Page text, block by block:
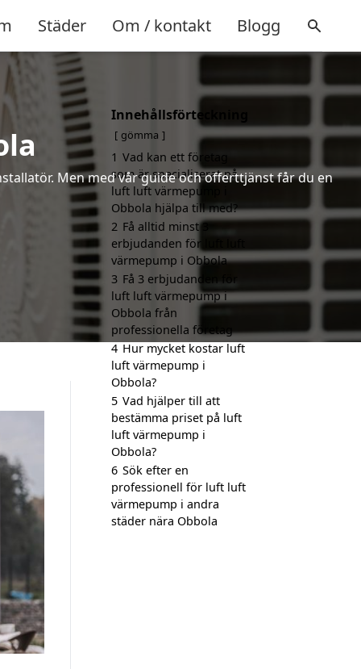
Städer Om / kontakt Blogg
Men med vår guide och offerttjänst får du en
Innehållsförteckning
gömma
1 Vad kan ett företag
som är specialiserat på
luft luft värmepump i
Obbola hjälpa till med?
2 Få alltid minst 3
erbjudanden för luft luft
värmepump i Obbola
3 Få 3 erbjudanden för
luft luft värmepump i
Obbola från
professionella företag
4 Hur mycket kostar luft
luft värmepump i
Obbola?
5 Vad hjälper till att
bestämma priset på luft
luft värmepump i
Obbola?
6 Sök efter en
professionell för luft luft
värmepump i andra
städer nära Obbola